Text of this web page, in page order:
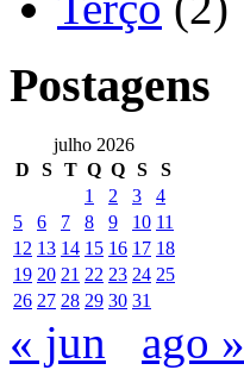
Postagens
julho 2026
D
S T Q Q S
S
1
2 3
4
5
6 7 8 9 10 11
12 13 14 15 16 17 18
19 20 21 22 23 24 25
26 27 28 29 30 31
« jun ago »